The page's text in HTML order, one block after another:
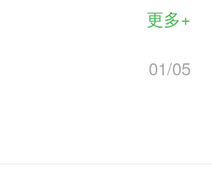
更多+
01/05